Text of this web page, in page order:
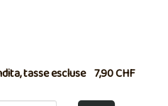
tasse escluse 7,90 CHF